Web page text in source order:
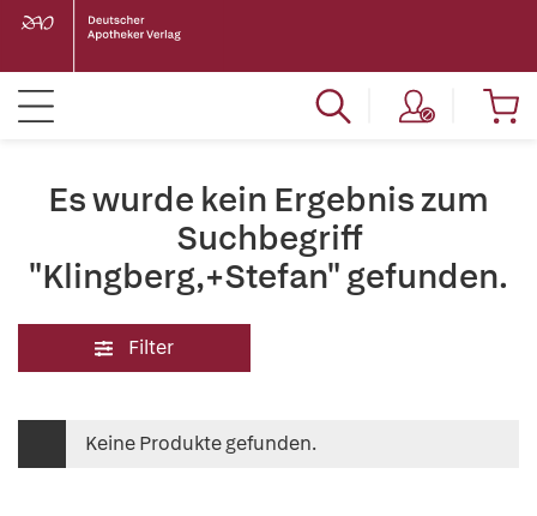
Es wurde kein Ergebnis zum
Suchbegriff
"Klingberg,+Stefan" gefunden.
Filter
Keine Produkte gefunden.